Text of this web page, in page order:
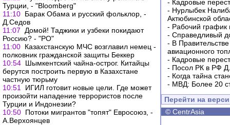
Турции, - "Bloomberg"
11:10 Барак Обама и русский фольклор, -
Д.Седов
11:07
Домой! Таджики и узбеки покидают
Россию? - "РО"
11:00 Казахстанскую МЧС возглавил немец -
полковник гражданской защиты Беккер
10:54 Шымкентский чайна-острог. Китайцы
берутся построить первую в Казахстане
частную тюрьму
10:51
ИГИЛ готовит новые цели. Где может
произойти нападение террористов после
Турции и Индонезии?
10:50 Потоки мигрантов "топят" Евросоюз, -
А.Верхоянцев
- Кадровые
- Нурлыбек
Актюбинской
- Рабочий график
- Справедливый
- В
авиационного
- Кадровые
- Посол РК в РФ
- Когда тайна
- МВД: Более 20
Перейти на
© CentrAsia